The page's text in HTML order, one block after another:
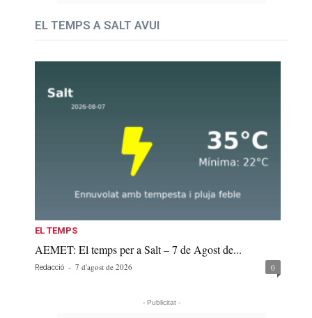
EL TEMPS A SALT AVUI
EL TEMPS
AEMET: El temps per a Salt – 7 de Agost de...
Redacció - 7 d'agost de 2026 0
- Publicitat -